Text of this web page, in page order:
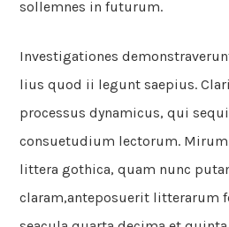
sollemnes in futurum.
Investigationes
lius quod ii legunt saepius.
processus dynamicus, qui
consuetudium lectorum.
littera gothica, quam nunc
claram,anteposuerit litterarum